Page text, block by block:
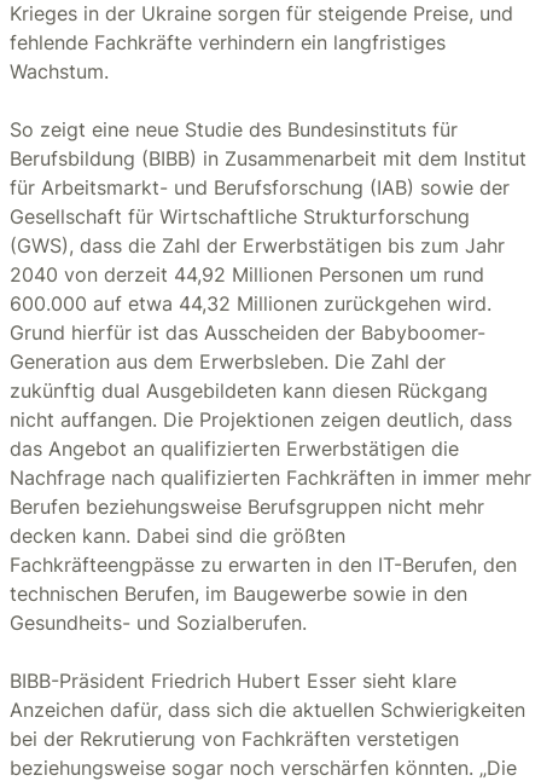
Krieges in der Ukraine sorgen für steigende Preise, und
fehlende Fachkräfte verhindern ein langfristiges
Wachstum.
So zeigt eine neue Studie des Bundesinstituts für
Berufsbildung (BIBB) in Zusammenarbeit mit dem Institut
für Arbeitsmarkt- und Berufsforschung (IAB) sowie der
Gesellschaft für Wirtschaftliche Strukturforschung
(GWS), dass die Zahl der Erwerbstätigen bis zum Jahr
2040 von derzeit 44,92 Millionen Personen um rund
600.000 auf etwa 44,32 Millionen zurückgehen wird.
Grund hierfür ist das Ausscheiden der Babyboomer-
Generation aus dem Erwerbsleben. Die Zahl der
zukünftig dual Ausgebildeten kann diesen Rückgang
nicht auffangen. Die Projektionen zeigen deutlich, dass
das Angebot an qualifizierten Erwerbstätigen die
Nachfrage nach qualifizierten Fachkräften in immer mehr
Berufen beziehungsweise Berufsgruppen nicht mehr
decken kann. Dabei sind die größten
Fachkräfteengpässe zu erwarten in den IT-Berufen, den
technischen Berufen, im Baugewerbe sowie in den
Gesundheits- und Sozialberufen.
BIBB-Präsident Friedrich Hubert Esser sieht klare
Anzeichen dafür, dass sich die aktuellen Schwierigkeiten
bei der Rekrutierung von Fachkräften verstetigen
beziehungsweise sogar noch verschärfen könnten. „Die